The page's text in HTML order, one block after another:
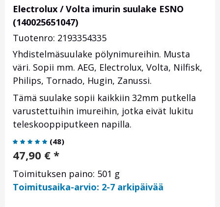
Electrolux / Volta imurin suulake ESNO
(140025651047)
Tuotenro: 2193354335
Yhdistelmäsuulake pölynimureihin. Musta
väri. Sopii mm. AEG, Electrolux, Volta, Nilfisk,
Philips, Tornado, Hugin, Zanussi.
Tämä suulake sopii kaikkiin 32mm putkella
varustettuihin imureihin, jotka eivät lukitu
teleskooppiputkeen napilla.
(48)
47,90 € *
Toimituksen paino: 501 g
Toimitusaika-arvio: 2-7 arkipäivää